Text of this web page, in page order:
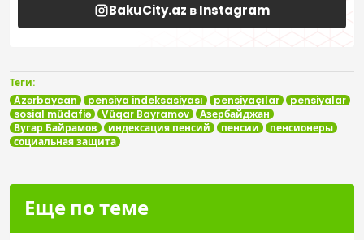
BakuCity.az в Instagram
Теги:
Azərbaycan
pensiya indeksasiyası pensiyaçılar
pensiyalar
sosial müdafiə
Vüqar Bayramov
Азербайджан
Вугар Байрамов
индексация пенсий пенсии
пенсионеры
социальная защита
Еще по теме